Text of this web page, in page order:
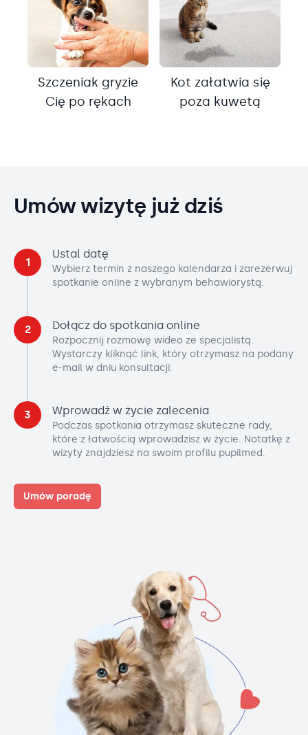
Szczeniak gryzie
Cię po rękach
Kot załatwia się
poza kuwetą
Umów wizytę już dziś
1
Ustal datę
Wybierz termin z naszego kalendarza i zarezerwuj
spotkanie online z wybranym behawiorystą.
2 Dołącz do spotkania online
Rozpocznij rozmowę wideo ze specjalistą.
Wystarczy kliknąć link, który otrzymasz na podany
e-mail w dniu konsultacji.
3 Wprowadź w życie zalecenia
Podczas spotkania otrzymasz skuteczne rady,
które z łatwością wprowadzisz w życie. Notatkę z
wizyty znajdziesz na swoim profilu pupilmed.
Umów poradę